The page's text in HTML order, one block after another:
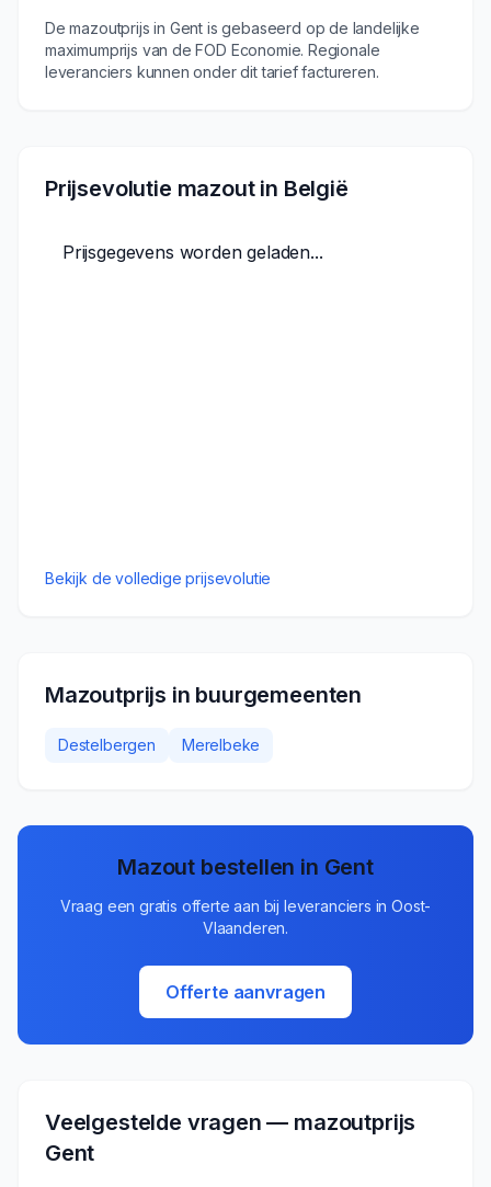
De mazoutprijs in Gent is gebaseerd op de landelijke
maximumprijs van de FOD Economie. Regionale
leveranciers kunnen onder dit tarief factureren.
Prijsevolutie mazout in België
Prijsgegevens worden geladen...
Bekijk de volledige prijsevolutie
Mazoutprijs in buurgemeenten
Destelbergen Merelbeke
Mazout bestellen in Gent
Vraag een gratis offerte aan bij leveranciers inOost-
Vlaanderen.
Offerte aanvragen
Veelgestelde vragen — mazoutprijs
Gent